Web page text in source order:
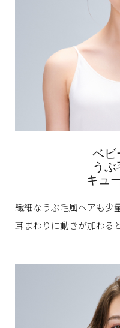
ベビ
う
キュ
繊細なうぶ毛風ヘアも少
耳まわりに動きが加わる